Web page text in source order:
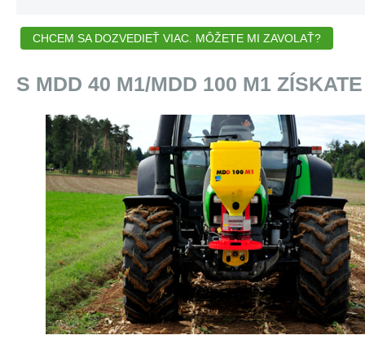
CHCEM SA DOZVEDIEŤ VIAC. MÔŽETE MI ZAVOLAŤ?
S MDD 40 M1/MDD 100 M1 ZÍSKATE